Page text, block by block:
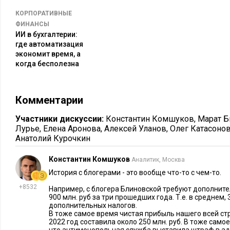
РИСКИ И ВОЗМОЖНОСТИ
5 способов налоговой
оптимизации, от которых лучше
отказаться
больше
КОРПОРАТИВНЫЕ
ФИНАНСЫ
ИИ в бухгалтерии:
где автоматизация
экономит время, а
когда бесполезна
Комментарии
Участники дискуссии: Константин Комшуков, Марат
Лурье, Елена Аронова, Алексей Уланов, Олег
Анатолий Курочкин
+8532
Константин Комшуков Аналитик, Москва
История с блогерами - это вообще что-то с чем-то.
Например, с блогера Блиновской требуют
900 млн. руб за три прошедших года. Т.е. в среднем,
дополнительных налогов.
В тоже самое время чистая прибыль нашего всей
2022 год составила около 250 млн. руб. В тоже